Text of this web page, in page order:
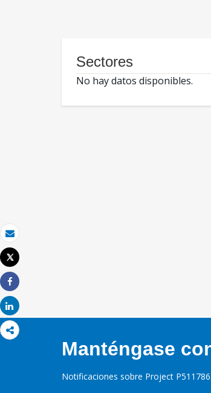
Correo electrónico
Imprimir
Tweet
Share
Share
Sectores
No hay datos disponibles.
Manténgase
Notificaciones sobre Project P511786